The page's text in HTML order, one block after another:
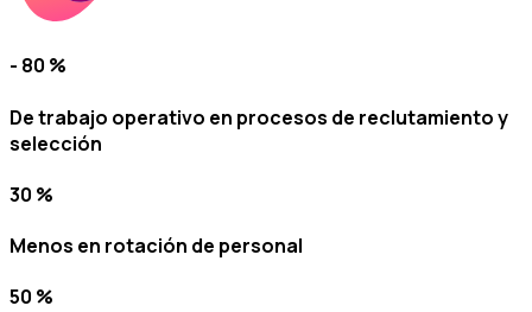
- 80 %
De trabajo operativo en procesos de reclutamiento y
selección
30 %
Menos en rotación de personal
50 %